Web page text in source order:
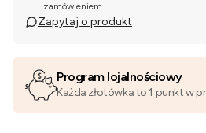
zamówieniem.
Zapytaj o produkt
Program lojalnościowy
Każda złotówka to 1 punkt w